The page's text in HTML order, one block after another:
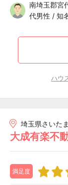
南埼玉郡宮
代男性 / 知
ハウ
埼玉県さいた
大成有楽不
満足度